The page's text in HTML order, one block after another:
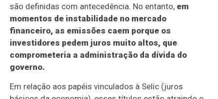
são definidas com antecedência. No entanto, em
momentos de instabilidade no mercado
financeiro, as emissões caem porque os
investidores pedem juros muito altos, que
comprometeria a administração da dívida do
governo.
Em relação aos papéis vinculados à Selic (juros